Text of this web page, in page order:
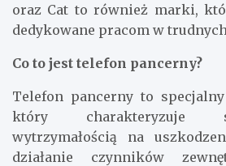
oraz Cat to również marki,
dedykowane pracom w
Co to jest telefon pancerny?
Telefon pancerny to
który charakteryzuje
wytrzymałością na
działanie czynników